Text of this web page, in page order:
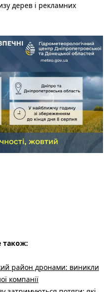
дерев і рекламних
також:
район дронами: виникли
компанії